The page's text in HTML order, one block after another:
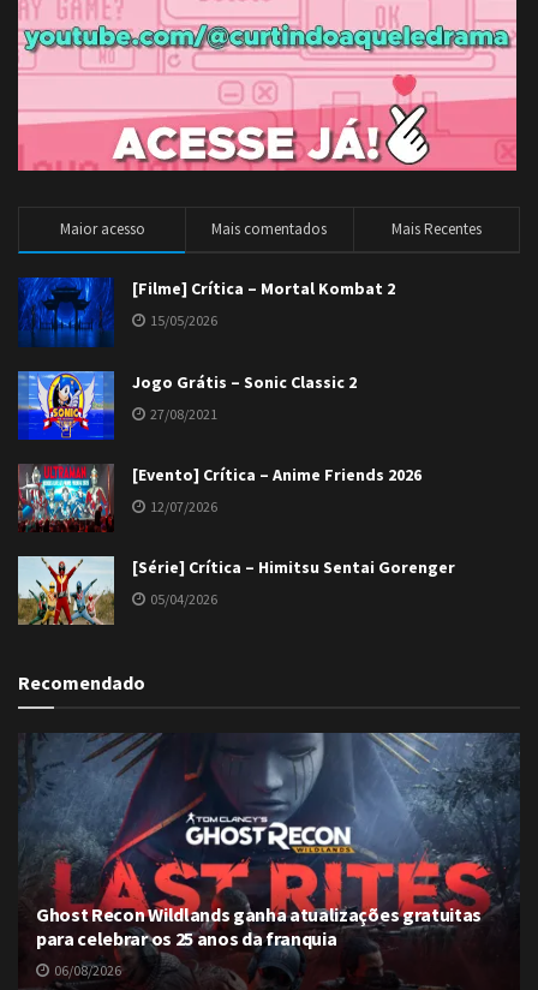
Maior acesso Mais comentados Mais Recentes
[Filme] Crítica – Mortal Kombat 2
15/05/2026
Jogo Grátis – Sonic Classic 2
27/08/2021
[Evento] Crítica – Anime Friends 2026
12/07/2026
[Série] Crítica – Himitsu Sentai Gorenger
05/04/2026
Recomendado
Ghost Recon Wildlands ganha atualizações gratuitas
para celebrar os 25 anos da franquia
06/08/2026